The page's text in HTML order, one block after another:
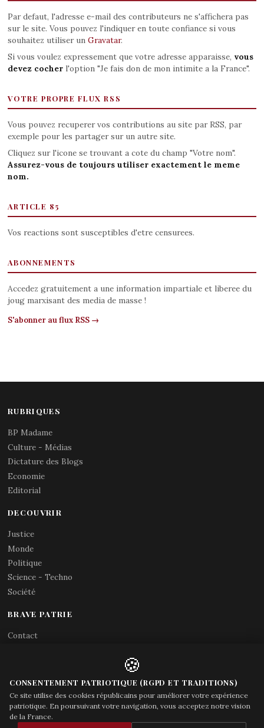
Par defaut, l'adresse e-mail des contributeurs ne s'affichera pas
sur le site. Vous pouvez l'indiquer en toute confiance si vous
souhaitez utiliser un Gravatar.
Si vous voulez expressement que votre adresse apparaisse, vous
devez cocherl'option "Je fais don de mon intimite a la France".
VOTRE PROPRE FLUX RSS
Vous pouvez recuperer vos contributions au site par RSS, par
exemple pour les partager sur un autre site.
Cliquez sur l'icone se trouvant a cote du champ "Votre nom".
Assurez-vous de toujours utiliser exactement le meme
nom.
ARTICLE 85
Vos reactions sont susceptibles d'etre censurees.
ABONNEMENTS
Accedez gratuitement a une information impartiale et liberee du
joug marxisant des media de masse !
S'abonner au flux RSS →
RUBRIQUES
BP Madame
Culture - Médias
Dictature des Blogs
Economie
Editorial
DECOUVRIR
Justice
Monde
Politique
Science - Techno
Société
BRAVE PATRIE
Contact
Acces gouvernement
© Brave Patrie + friends—
🍪
CONSENTEMENT PATRIOTIQUE (RGPD ET TRADITIONS)
Ce site utilise des cookies républicains pour améliorer votre expérience
patriotique. En poursuivant votre navigation, vous acceptez notre vision
de la France.